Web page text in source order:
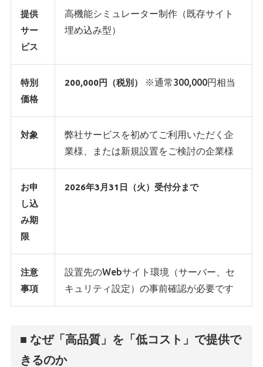
提供
サー
ビス
高機能シミュレーター制作（既存サイト
埋め込み型）
特別
価格
200,000円（税別） ※通常300,000円相当
対象
弊社サービスを初めてご利用いただく企
業様、または新規設置をご検討の企業様
お申
し込
み期
限
2026年3月31日（火）受付分まで
注意
事項
設置先のWebサイト環境（サーバー、セ
キュリティ設定）の事前確認が必要です
■ なぜ「高品質」を「低コスト」で提供で
きるのか